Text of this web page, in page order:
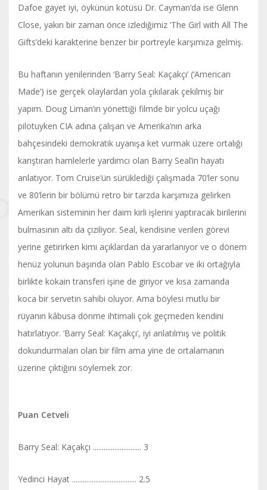
Dafoe gayet iyi, öykünün kötüsü Dr. Cayman’da ise Glenn
Close, yakın bir zaman önce izlediğimiz ‘The Girl with All The
Gifts’deki karakterine benzer bir portreyle karşımıza gelmiş.
Bu haftanın yenilerinden ‘Barry Seal: Kaçakçı’ (‘American
Made’) ise gerçek olaylardan yola çıkılarak çekilmiş bir
yapım. Doug Liman’ın yönettiği filmde bir yolcu uçağı
pilotuyken CIA adına çalışan ve Amerika’nın arka
bahçesindeki demokratik uyanışa ket vurmak üzere ortalığı
karıştıran hamlelerle yardımcı olan Barry Seal’in hayatı
anlatıyor. Tom Cruise’ün sürüklediği çalışmada 70’ler sonu
ve 80’lerin bir bölümü retro bir tarzda karşımıza gelirken
Amerikan sisteminin her daim kirli işlerini yaptıracak birilerini
bulmasının altı da çiziliyor. Seal, kendisine verilen görevi
yerine getirirken kimi açıklardan da yararlanıyor ve o dönem
henüz yolunun başında olan Pablo Escobar ve iki ortağıyla
birlikte kokain transferi işine de giriyor ve kısa zamanda
koca bir servetin sahibi oluyor. Ama böylesi mutlu bir
rüyanın kâbusa dönme ihtimali çok geçmeden kendini
hatırlatıyor. ‘Barry Seal: Kaçakçı’, iyi anlatılmış ve politik
dokundurmaları olan bir film ama yine de ortalamanın
üzerine çıktığını söylemek zor.
Puan Cetveli
Barry Seal: Kaçakçı ........................... 3
Yedinci Hayat .................................... 2.5